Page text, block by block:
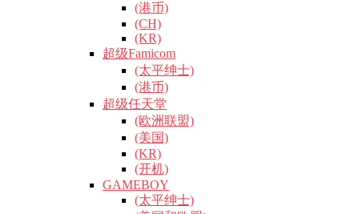
(港币)
(CH)
(KR)
超级Famicom
(太平绅士)
(港币)
超级任天堂
(欧洲联盟)
(美国)
(KR)
(开机)
GAMEBOY
(太平绅士)